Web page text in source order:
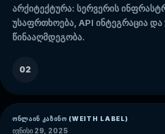
არქიტექტურა: სერვერის
უსაფრთხოება, API ინტეგრაცია და
წინააღმდეგობა.
02
ᲝᲜᲚᲐᲘᲜ ᲙᲐᲖᲘᲜᲝ (WEITH LABEL)
ივნისი 29, 2025